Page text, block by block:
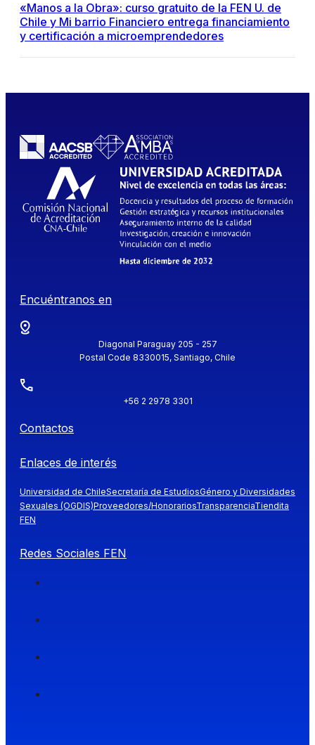
«Manos a la Obra»: curso gratuito de la FEN U. de
Chile y Mi barrio Financiero entrega financiamiento
y certificación a microemprendedores
Encuéntranos en
Diagonal Paraguay 205 - 257
Postal Code 8330015, Santiago, Chile
+56 2 2978 3301
Contactos
Enlaces de interés
Universidad de ChileSecretaría de EstudiosGénero y Diversidades
Sexuales (OGDIS)Proveedores/HonorariosTransparenciaTiendita
FEN
Redes Sociales FEN